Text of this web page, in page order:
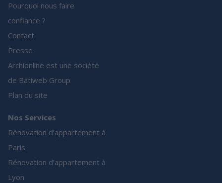
Pourquoi nous faire
confiance ?
Contact
Presse
Archionline est une société
de Batiweb Group
Plan du site
Nos Services
Rénovation d’appartement à
Paris
Rénovation d’appartement à
Lyon